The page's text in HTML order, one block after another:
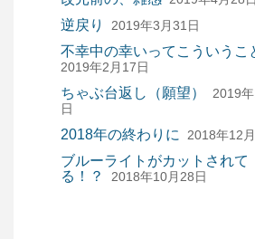
逆戻り 2019年3月31日
不幸中の幸いってこういうこ
2019年2月17日
ちゃぶ台返し（願望）
2019
日
2018年の終わりに 2018年12
ブルーライトがカットされて
る！？
2018年10月28日